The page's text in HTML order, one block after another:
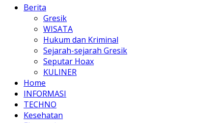
Berita
Gresik
WISATA
Hukum dan Kriminal
Sejarah-sejarah Gresik
Seputar Hoax
KULINER
Home
INFORMASI
TECHNO
Kesehatan